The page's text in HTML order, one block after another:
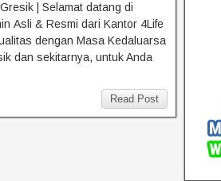
| Selamat datang di
Asli & Resmi dari Kantor 4Life
dengan Masa Kedaluarsa
dan sekitarnya, untuk Anda
Read Post